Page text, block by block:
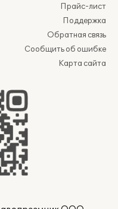
Прайс-лист
Поддержка
Обратная связь
Сообщить об ошибке
Карта сайта